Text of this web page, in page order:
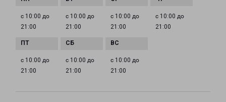
с 10:00 до
21:00
с 10:00 до
21:00
с 10:00 до
21:00
с 10:00 до
21:00
с 10:00 до
21:00
с 10:00 до
21:00
с 10:00 до
21:00